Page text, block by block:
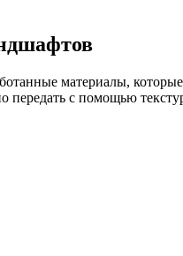
материалы,
передать с помощью